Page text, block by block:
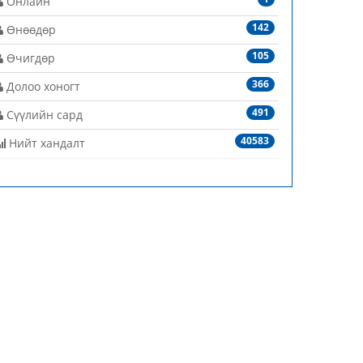
142
Өнөөдөр
105
Өчигдөр
366
Долоо хоногт
491
Сүүлийн сард
40583
Нийт хандалт